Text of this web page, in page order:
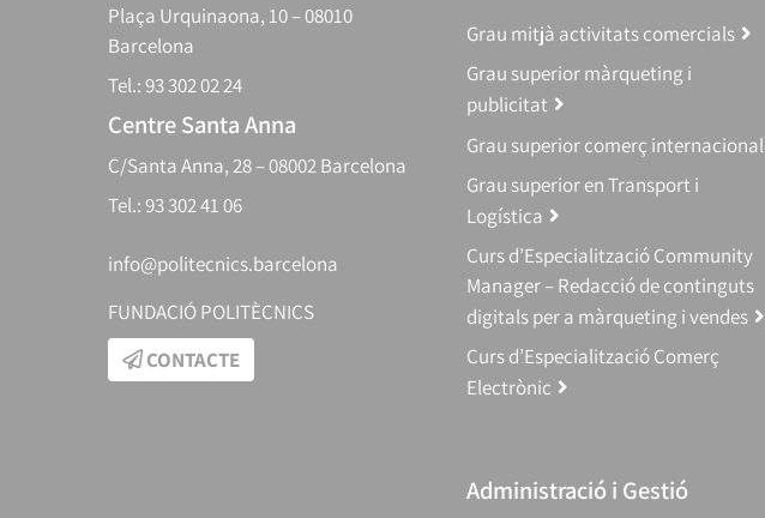
Plaça Urquinaona, 10 – 08010
Barcelona
Tel.: 93 302 02 24
Centre Santa Anna
C/Santa Anna, 28 – 08002 Barcelona
Tel.: 93 302 41 06
info@politecnics.barcelona
FUNDACIÓ POLITÈCNICS
CONTACTE
Grau mitjà activitats comercials
Grau superior màrqueting i
publicitat
Grau superior comerç internacional
Grau superior en Transport i
Logística
Curs d’Especialització Community
Manager – Redacció de continguts
digitals per a màrqueting i vendes
Curs d’Especialització Comerç
Electrònic
Administració i Gestió